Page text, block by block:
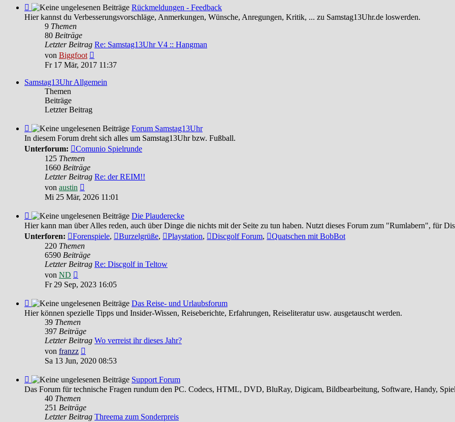
Feed
-
Rückmeldungen
Feedback
Rückmeldungen - Feedback
Hier kannst du Verbesserungsvorschläge, Anmerkungen, Wünsche, Anregungen, Kritik, ... zu Samstag13Uhr.de loswerden.
9 Themen
80 Beiträge
Letzter Beitrag Re: Samstag13Uhr V4 :: Hangman
von Biggfoot
Beitrag
Fr 17 Mär, 2017 11:37
Samstag13Uhr Allgemein
Themen
Beiträge
Letzter Beitrag
Feed
-
Forum
Samstag13Uhr
Forum Samstag13Uhr
In diesem Forum dreht sich alles um Samstag13Uhr bzw. Fußball.
Unterforum:
Comunio Spielrunde
125 Themen
1660 Beiträge
Letzter Beitrag Re: der REIM!!
von austin
Beitrag
Mi 25 Mär, 2026 11:01
Feed
-
Die
Plauderecke
Die Plauderecke
Hier kann man über Alles reden, auch über Dinge die nichts mit der Seite zu tun haben. Nutzt dieses Forum zum "Rumlabern", für
Unterforen:
Forenspiele, Burzelgrüße, Playstation, Discgolf Forum,
Quatschen mit BobBot
220 Themen
6590 Beiträge
Letzter Beitrag Re: Discgolf in Teltow
von ND
Beitrag
Fr 29 Sep, 2023 16:05
Feed
-
Reise-
Urlaubsforum
Das Reise- und Urlaubsforum
Hier können spezielle Tipps und Insider-Wissen, Reiseberichte, Erfahrungen, Reiseliteratur usw. ausgetauscht werden.
39 Themen
397 Beiträge
Letzter Beitrag Wo verreist ihr dieses Jahr?
von franzz
Beitrag
Sa 13 Jun, 2020 08:53
Feed
-
Support
Forum
Support Forum
Das Forum für technische Fragen rundum den PC. Codecs, HTML, DVD, BluRay, Digicam, Bildbearbeitung, Software, Handy,
40 Themen
251 Beiträge
Letzter Beitrag Threema zum Sonderpreis